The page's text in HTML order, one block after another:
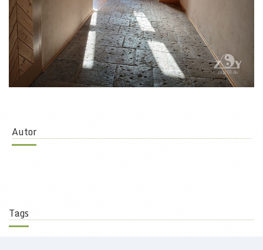
Autor
Tags